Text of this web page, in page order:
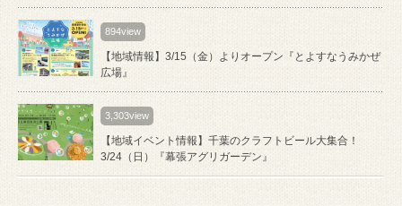
894view
【地域情報】3/15（金）よりオープン『とよすなうみかぜ
広場』
3,303view
【地域イベント情報】千葉のクラフトビール大集合！
3/24（日）『幕張アグリガーデン』